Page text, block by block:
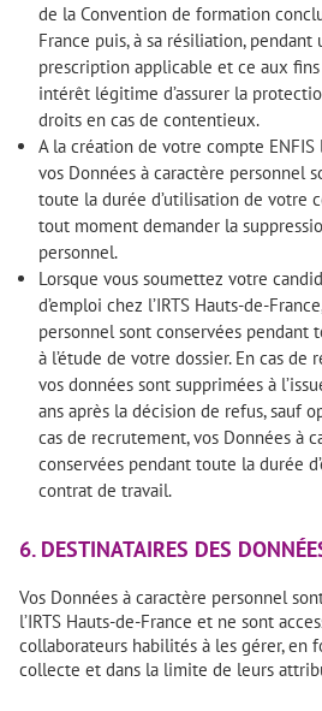
de la Convention de formation
France puis, à sa résiliation,
prescription applicable et ce aux
intérêt légitime d’assurer la
droits en cas de contentieux.
A la création de votre compte
vos Données à caractère personnel
toute la durée d’utilisation de votre
tout moment demander la
personnel.
Lorsque vous soumettez votre
d’emploi chez l’IRTS Hauts-de-
personnel sont conservées pendant
à l’étude de votre dossier. En cas
vos données sont supprimées à
ans après la décision de refus, sauf
cas de recrutement, vos Données à
conservées pendant toute la durée
contrat de travail.
6. DESTINATAIRES DES
Vos Données à caractère personnel
l’IRTS Hauts-de-France et ne sont
collaborateurs habilités à les gérer, en
collecte et dans la limite de leurs